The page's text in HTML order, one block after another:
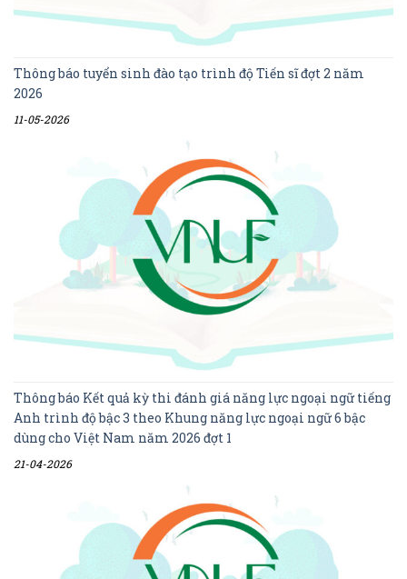
Thông báo tuyển sinh đào tạo trình độ Tiến sĩ đợt 2 năm
2026
11-05-2026
Thông báo Kết quả kỳ thi đánh giá năng lực ngoại ngữ tiếng
Anh trình độ bậc 3 theo Khung năng lực ngoại ngữ 6 bậc
dùng cho Việt Nam năm 2026 đợt 1
21-04-2026